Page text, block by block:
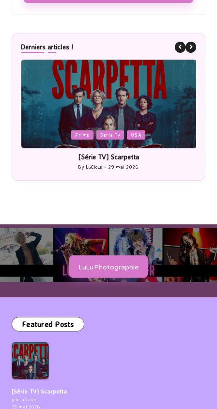
Derniers articles !
Posted
in
Prime Serie Tv USA
[Série TV] Scarpetta
Posted
by
By LuCioLe 29 mai 2026
LuLu Photographie
Featured Posts
[Série TV] Scarpetta
par LuCioLe
29 mai 2026